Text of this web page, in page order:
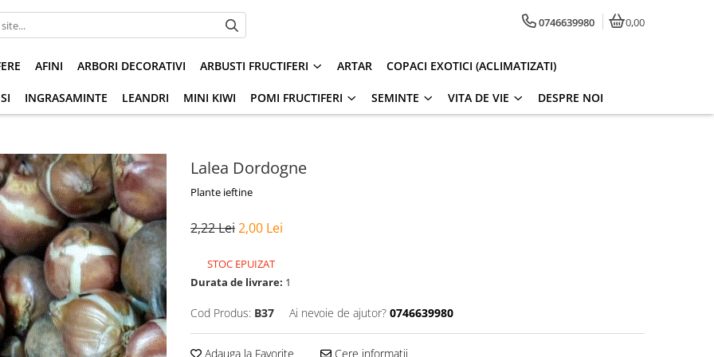
0746639980 0,00
AFINI ARBORI DECORATIVI ARBUSTI FRUCTIFERI ARTAR COPACI EXOTICI (ACLIMATIZATI)
INGRASAMINTE LEANDRI MINI KIWI POMI FRUCTIFERI SEMINTE VITA DE VIE DESPRE NOI
Lalea Dordogne
Plante ieftine
2,22 Lei2,00 Lei
STOC EPUIZAT
Durata de livrare: 1
Cod Produs: B37 Ai nevoie de ajutor? 0746639980
Adauga la Favorite Cere informatii